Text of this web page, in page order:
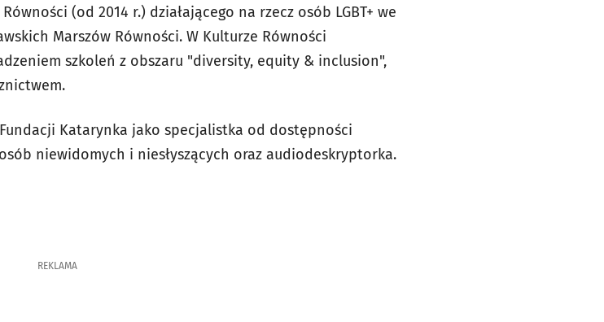
(od 2014 r.) działającego na rzecz osób LGBT+ we
Marszów Równości. W Kulturze Równości
szkoleń z obszaru "diversity, equity & inclusion",
Katarynka jako specjalistka od dostępności
niewidomych i niesłyszących oraz audiodeskryptorka.
REKLAMA